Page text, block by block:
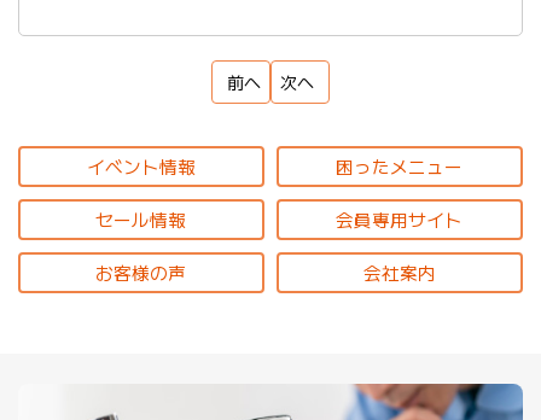
前へ 次へ
イベント情報 困ったメニュー
セール情報 会員専用サイト
お客様の声 会社案内